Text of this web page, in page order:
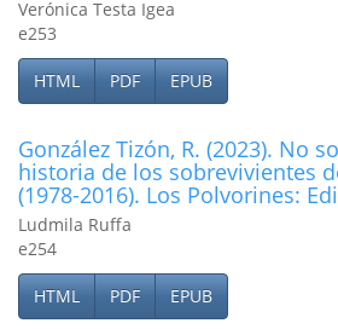
Verónica Testa Igea
e253
HTML PDF EPUB
González Tizón, R. (2023). No
historia de los sobrevivientes
(1978-2016). Los Polvorines:
Ludmila Ruffa
e254
HTML PDF EPUB